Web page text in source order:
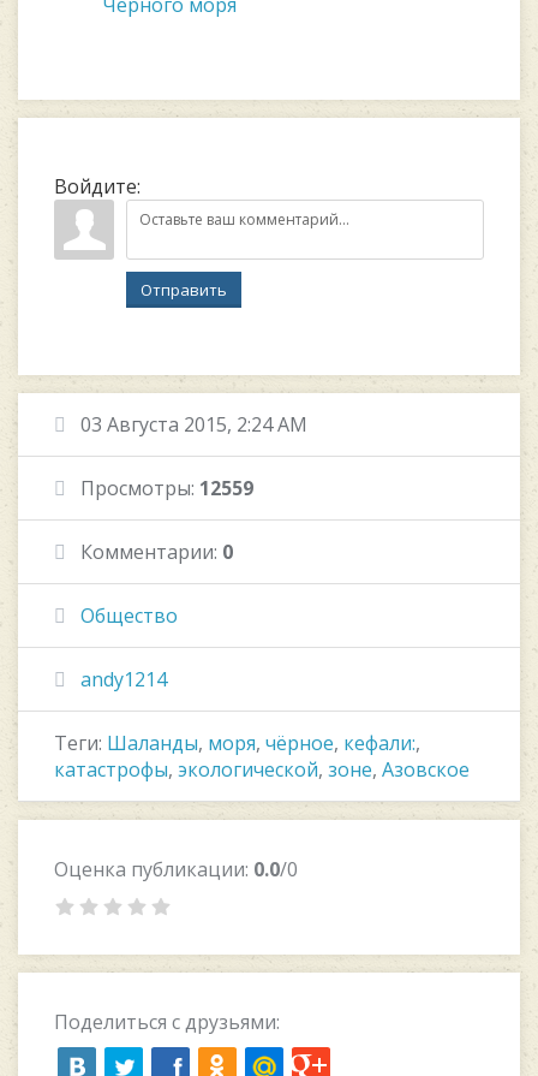
Черного моря
Войдите:
Отправить
03 Августа 2015, 2:24 AM
Просмотры: 12559
Комментарии: 0
Общество
andy1214
Теги: Шаланды, моря, чёрное, кефали:,
катастрофы, экологической, зоне, Азовское
Оценка публикации: 0.0/0
Поделиться с друзьями: